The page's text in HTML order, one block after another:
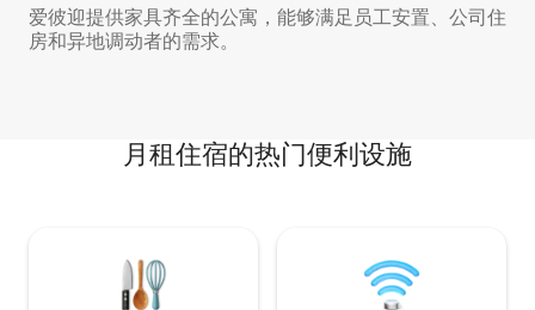
爱彼迎提供家具齐全的公寓，能够满足员工安置、公司住
房和异地调动者的需求。
月租住宿的热门便利设施